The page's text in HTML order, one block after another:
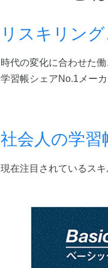
リスキリン
時代の変化に合わせた
学習帳シェアNo.1メー
社会人の学習
現在注目されているス